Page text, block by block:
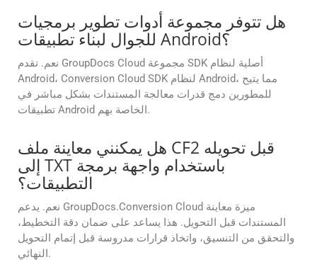
هل تتوفر مجموعة أدوات تطوير برمجيات
للجوال لبناء تطبيقات Android؟
نعم. تقدم GroupDocs Cloud مجموعة SDK أصلية لنظام
Android، Conversion Cloud SDK لنظام Android، مما يتيح
للمطورين دمج قدرات معالجة المستندات بشكل مباشر في
تطبيقات Android الخاصة بهم.
هل يمكنني معاينة ملف CF2 قبل تحويله
إلى TXT باستخدام واجهة برمجة
التطبيقات؟
نعم. يدعم GroupDocs.Conversion Cloud ميزة معاينة
المستندات قبل التحويل. هذا يساعد على ضمان دقة التخطيط،
والتحقق من التنسيق، واتخاذ قرارات مدروسة قبل إتمام التحويل
النهائي.